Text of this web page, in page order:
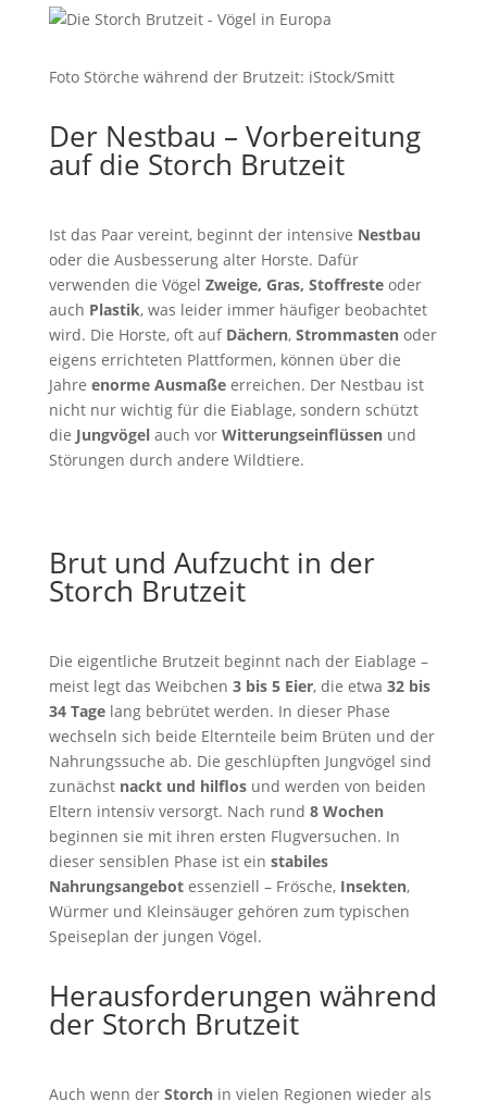
Foto Störche während der Brutzeit: iStock/Smitt
Der Nestbau – Vorbereitung
auf die Storch Brutzeit
Ist das Paar vereint, beginnt der intensive Nestbau
oder die Ausbesserung alter Horste. Dafür
verwenden die Vögel Zweige, Gras, Stoffresteoder
auch Plastik, was leider immer häufiger beobachtet
wird. Die Horste, oft auf Dächern, Strommastenoder
eigens errichteten Plattformen, können über die
Jahre enorme Ausmaßeerreichen. Der Nestbau ist
nicht nur wichtig für die Eiablage, sondern schützt
die Jungvögelauch vor Witterungseinflüssenund
Störungen durch andere Wildtiere.
Brut und Aufzucht in der
Storch Brutzeit
Die eigentliche Brutzeit beginnt nach der Eiablage –
meist legt das Weibchen 3 bis 5 Eier, die etwa 32 bis
34 Tagelang bebrütet werden. In dieser Phase
wechseln sich beide Elternteile beim Brüten und der
Nahrungssuche ab. Die geschlüpften Jungvögel sind
zunächst nackt und hilflosund werden von beiden
Eltern intensiv versorgt. Nach rund 8 Wochen
beginnen sie mit ihren ersten Flugversuchen. In
dieser sensiblen Phase ist ein stabiles
Nahrungsangebotessenziell – Frösche, Insekten,
Würmer und Kleinsäuger gehören zum typischen
Speiseplan der jungen Vögel.
Herausforderungen während
der Storch Brutzeit
Auch wenn der Storchin vielen Regionen wieder als